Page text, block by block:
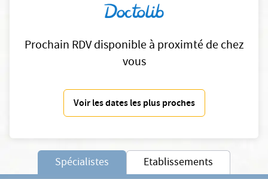
Prochain RDV disponible à proximté de chez
vous
Voir les dates les plus proches
Spécialistes Etablissements